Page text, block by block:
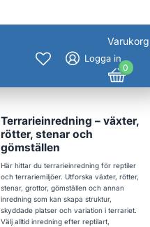
Logga in
Varukorg
0
Terrarieinredning – växter,
rötter, stenar och
gömställen
Här hittar du terrarieinredning för reptiler
och terrariemiljöer. Utforska växter, rötter,
stenar, grottor, gömställen och annan
inredning som kan skapa struktur,
skyddade platser och variation i terrariet.
Välj alltid inredning efter reptilart,